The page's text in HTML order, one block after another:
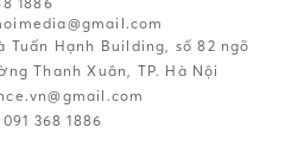
Tuấn Hạnh Building, số 82 ngõ
Thanh Xuân, TP. Hà Nội
091 368 1886